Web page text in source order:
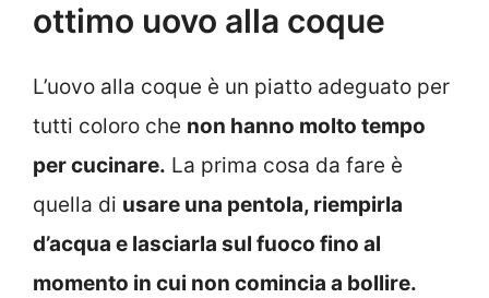
ottimo uovo alla coque
L’uovo alla coque è un piatto adeguato per
tutti coloro che non hanno molto tempo
per cucinare. La prima cosa da fare è
quella di usare una pentola, riempirla
d’acqua e lasciarla sul fuoco fino al
momento in cui non comincia a bollire.